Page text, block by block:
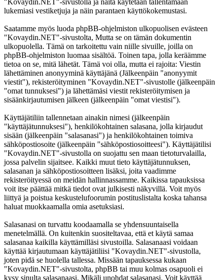
"Kovaydin.NET"-sivustolla ja näitä käytetään tallentamaan
lukemiasi vestiketjuja ja näin parantaen käyttökokemustasi.
Saatamme myös luoda phpBB-ohjelmiston ulkopuolisen evästeen
"Kovaydin.NET"-sivustolta, Mutta se on tämän dokumentin
ulkopuolella. Tämä on tarkoitettu vain niille sivuille, joilla on
phpBB-ohjelmiston luomaa sisältöä. Toinen tapa, jolla keräämme
tietoa on se, mitä lähetät. Tämä voi olla, mutta ei rajoita: Viestin
lähettäminen anonyyminä käyttäjänä (Jälkeenpäin "anonyymit
viestit"), rekisteröityminen "Kovaydin.NET"-sivustolle (jälkeenpäin
"omat tunnuksesi") ja lähettämäsi viestit rekisteröitymisen ja
sisäänkirjautumisen jälkeen (jälkeenpäin "omat viestisi").
Käyttäjätiliin tallennetaan ainakin nimesi (jälkeenpäin
"käyttäjätunnuksesi"), henkilökohtainen salasana, jolla kirjaudut
sisään (jälkeenpäin "salasanasi") ja henkilökohtainen toimiva
sähköpostiosoite (jälkeenpäin "sähköpostiosoitteesi"). Käyttäjätilisi
"Kovaydin.NET"-sivustolla on suojattu sen maan tietoturvalailla,
jossa palvelin sijaitsee. Kaikki muut tieto käyttäjätunnuksen,
salasanan ja sähköpostiosoitteen lisäksi, joita vaadimme
rekisteröityessä on meidän hallinnassamme. Kaikissa tapauksissa
voit itse päättää mitkä tiedot ovat julkisesti näkyvillä. Voit myös
liittyä ja poistua keskustelufoorumin postituslistalta koska tahansa
haluat muokkaamalla omia asetuksiasi.
Salasanasi on turvattu koodaamalla se yhdensuuntaisella
menetelmällä. On kuitenkin suositeltavaa, että et käytä samaa
salasanaa kaikilla käyttämilläsi sivustoilla. Salasanaasi voidaan
käyttää kirjautumaan käyttäjätiliisi "Kovaydin.NET"-sivustolla,
joten pidä se huolella tallessa. Missään tapauksessa kukaan
"Kovaydin.NET"-sivustolta, phpBB tai muu kolmas osapuoli ei
kysy sinulta salasanaasi. Mikäli unohdat salasanasi. Voit käyttää